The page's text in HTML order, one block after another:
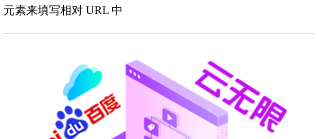
元素来填写相对 URL 中